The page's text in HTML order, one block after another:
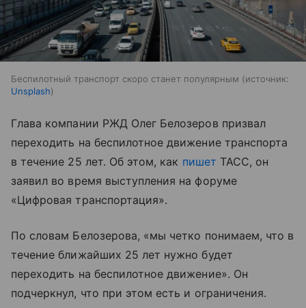
Беспилотный транспорт скоро станет популярным
источник:
Unsplash
Глава компании РЖД Олег Белозеров призвал
переходить на беспилотное движение транспорта
в течение 25 лет. Об этом, как пишет ТАСС, он
заявил во время выступления на форуме
«Цифровая транспортация».
По словам Белозерова, «мы четко понимаем, что в
течение ближайших 25 лет нужно будет
переходить на беспилотное движение». Он
подчеркнул, что при этом есть и ограничения.